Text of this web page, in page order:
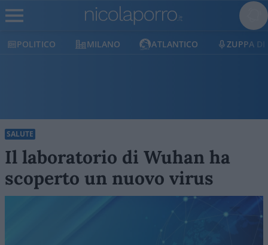
POLITICO MILANO ATLANTICO ZUPPA DI
SALUTE
Il laboratorio di Wuhan ha
scoperto un nuovo virus